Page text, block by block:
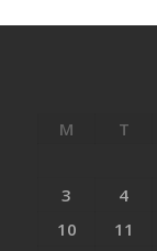
M T
3
4
10
11